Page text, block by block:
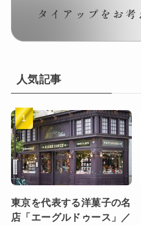
人気記事
東京を代表する洋菓子の名
店「エーグルドゥース」／